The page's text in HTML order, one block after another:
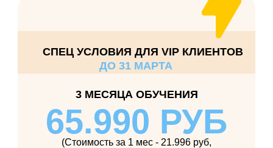
СПЕЦ УСЛОВИЯ ДЛЯ VIP КЛИЕНТОВ
3 МЕСЯЦА ОБУЧЕНИЯ
65.990 РУБ
(Стоимость за 1 мес - 21.996 руб,
ДО 31 МАРТА